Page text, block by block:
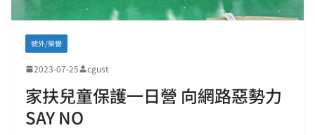
號外/榮譽
2023-07-25 cgust
家扶兒童保護一日營 向網路惡勢力
SAY NO